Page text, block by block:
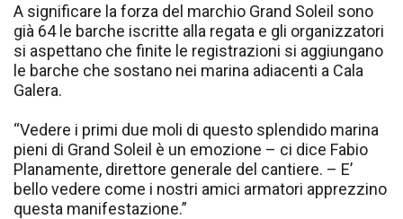
A significare la forza del marchio Grand Soleil sono
già 64 le barche iscritte alla regata e gli organizzatori
si aspettano che finite le registrazioni si aggiungano
le barche che sostano nei marina adiacenti a Cala
Galera.
“Vedere i primi due moli di questo splendido marina
pieni di Grand Soleil è un emozione – ci dice Fabio
Planamente, direttore generale del cantiere. – E’
bello vedere come i nostri amici armatori apprezzino
questa manifestazione.”